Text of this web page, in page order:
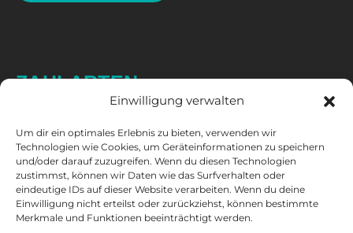
Einwilligung verwalten
Um dir ein optimales Erlebnis zu bieten, verwenden wir
Technologien wie Cookies, um Geräteinformationen zu speichern
und/oder darauf zuzugreifen. Wenn du diesen Technologien
zustimmst, können wir Daten wie das Surfverhalten oder
eindeutige IDs auf dieser Website verarbeiten. Wenn du deine
Einwilligung nicht erteilst oder zurückziehst, können bestimmte
Merkmale und Funktionen beeinträchtigt werden.
ZAHLARTEN